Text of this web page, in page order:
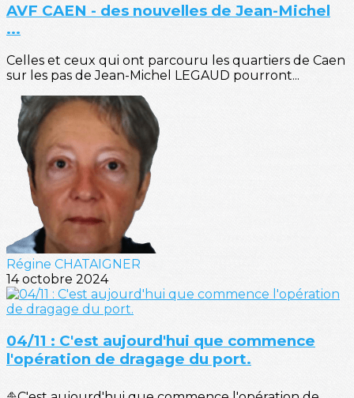
AVF CAEN - des nouvelles de Jean-Michel
...
Celles et ceux qui ont parcouru les quartiers de Caen
sur les pas de Jean-Michel LEGAUD pourront...
Régine CHATAIGNER
14 octobre 2024
04/11 : C'est aujourd'hui que commence
l'opération de dragage du port.